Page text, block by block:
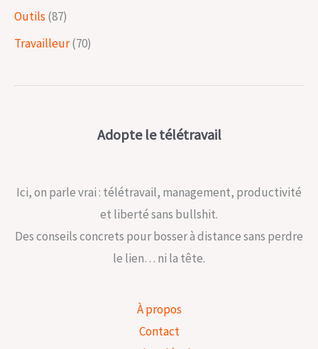
Outils (87)
Travailleur(70)
Adopte le télétravail
Ici, on parle vrai : télétravail, management, productivité
et liberté sans bullshit.
Des conseils concrets pour bosser à distance sans perdre
le lien… ni la tête.
À propos
Contact